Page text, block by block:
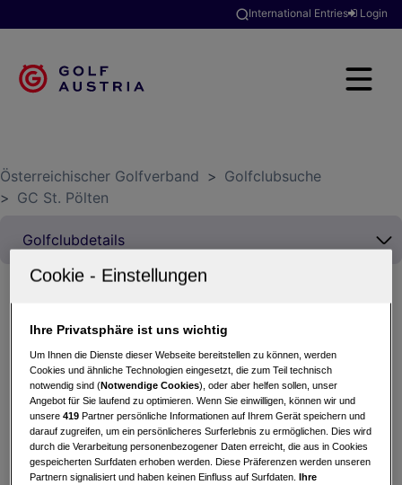
International Entries Login
Österreichischer Golfverband > Golfclubsuche
> GC St. Pölten
GC St. Pölten Clubmeisterschaften 2026 -
Zählwettspiel
29.08.2026 - Einzel Zählwettspiel maximum Score
Doppel-Par
GC St. Pölten
Turnierinfo
Nennliste
Ihre Privatsphäre ist uns wichtig
Um Ihnen die Dienste dieser Webseite bereitstellen zu können, werden
Cookies und ähnliche Technologien eingesetzt, die zum Teil technisch
notwendig sind (Notwendige Cookies), oder aber helfen sollen, unser
Angebot für Sie laufend zu optimieren. Wenn Sie einwilligen, können wir und
unsere419 Partner persönliche Informationen auf Ihrem Gerät speichern und
darauf zugreifen, um ein persönlicheres Surferlebnis zu ermöglichen. Dies wird
durch die Verarbeitung personenbezogener Daten erreicht, die aus in Cookies
gespeicherten Surfdaten erhoben werden. Diese Präferenzen werden unseren
Partnern signalisiert und haben keinen Einfluss auf Surfdaten.Ihre